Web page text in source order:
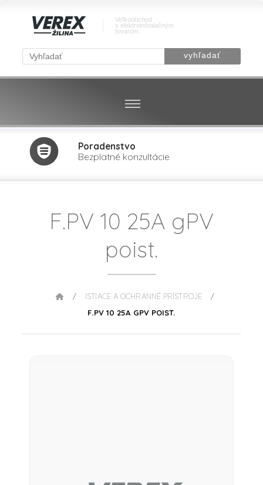
Veľkoobchod
s elektroinštalačným
tovarom.
Poradenstvo
Bezplatné konzultácie
F.PV 10 25A gPV
poist.
/ ISTIACE A OCHRANNÉ PRÍSTROJE /
F.PV 10 25A GPV POIST.